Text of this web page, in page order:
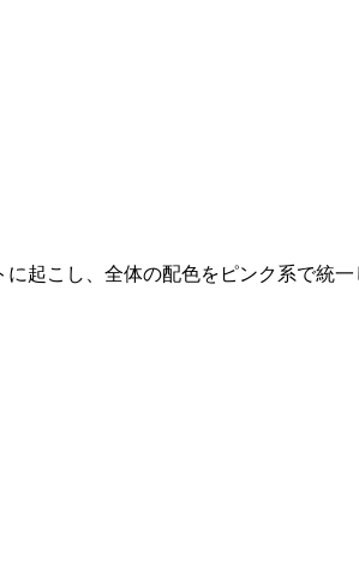
起こし、全体の配色をピンク系で統